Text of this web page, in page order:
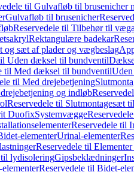
til Gulvafløb til brusenicher
Gulvafløb til brusenicher
Reservedele til Tilbehør til
Rektangulære badekar
og sæt af plader og vægbeslag
Uden dæksel til bundventil
til Med dæksel til bundventil
til Med drejebetjening
og indløb
Reservedele til Slutmontagesæt
DuofixSystemvægge
Reservedele til
elementerUrinal-elementer
Reservedele til
lydisoleringGipsbeklædninger
Reservedele til Bidet-